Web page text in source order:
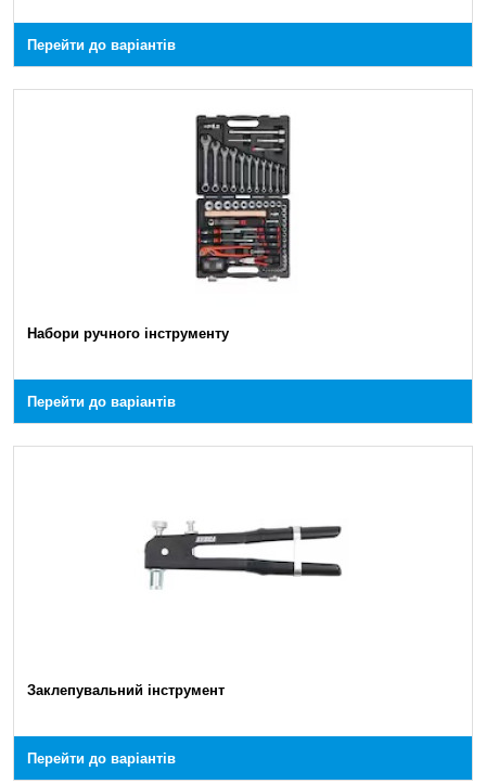
Перейти до варіантів
Набори ручного інструменту
Перейти до варіантів
Заклепувальний інструмент
Перейти до варіантів